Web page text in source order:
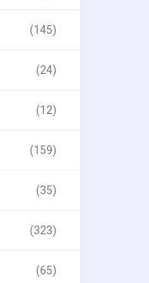
(145)
(24)
(12)
(159)
(35)
(323)
(65)